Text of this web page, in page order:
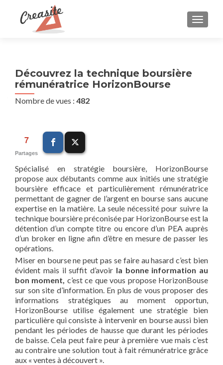
Découvrez la technique boursière
rémunératrice HorizonBourse
Nombre de vues : 482
7
Partages
Spécialisé en stratégie boursière, HorizonBourse
propose aux débutants comme aux initiés une stratégie
boursière efficace et particulièrement rémunératrice
permettant de gagner de l’argent en bourse sans aucune
expertise en la matière. La seule nécessité pour suivre la
technique boursière préconisée par HorizonBourse est la
détention d’un compte titre ou encore d’un PEA auprès
d’un broker en ligne afin d’être en mesure de passer les
opérations.
Miser en bourse ne peut pas se faire au hasard c’est bien
évident mais il suffit d’avoir la bonne information au
bon moment, c’est ce que vous propose HorizonBouse
sur son site d’information. En plus de vous proposer des
informations stratégiques au moment opportun,
HorizonBourse utilise également une stratégie bien
particulière qui consiste à intervenir en bourse aussi bien
pendant les périodes de hausse que durant les périodes
de baisse. Cela peut faire peur à première vue mais c’est
au contraire une solution tout à fait rémunératrice grâce
aux « ventes à découvert ».